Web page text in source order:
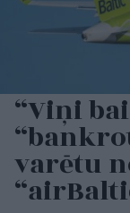
“Viņi
varētu